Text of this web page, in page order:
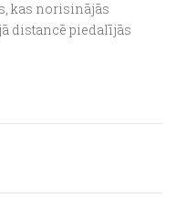
kas norisinājās
distancē piedalījās